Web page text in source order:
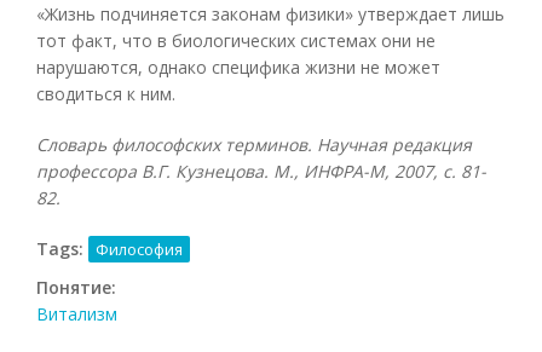
«Жизнь подчиняется законам физики» утверждает лишь
тот факт, что в биологических системах они не
нарушаются, однако специфика жизни не может
сводиться к ним.
Словарь философских терминов. Научная редакция
профессора В.Г. Кузнецова. М., ИНФРА-М, 2007, с. 81-
82.
Tags: Философия
Понятие:
Витализм